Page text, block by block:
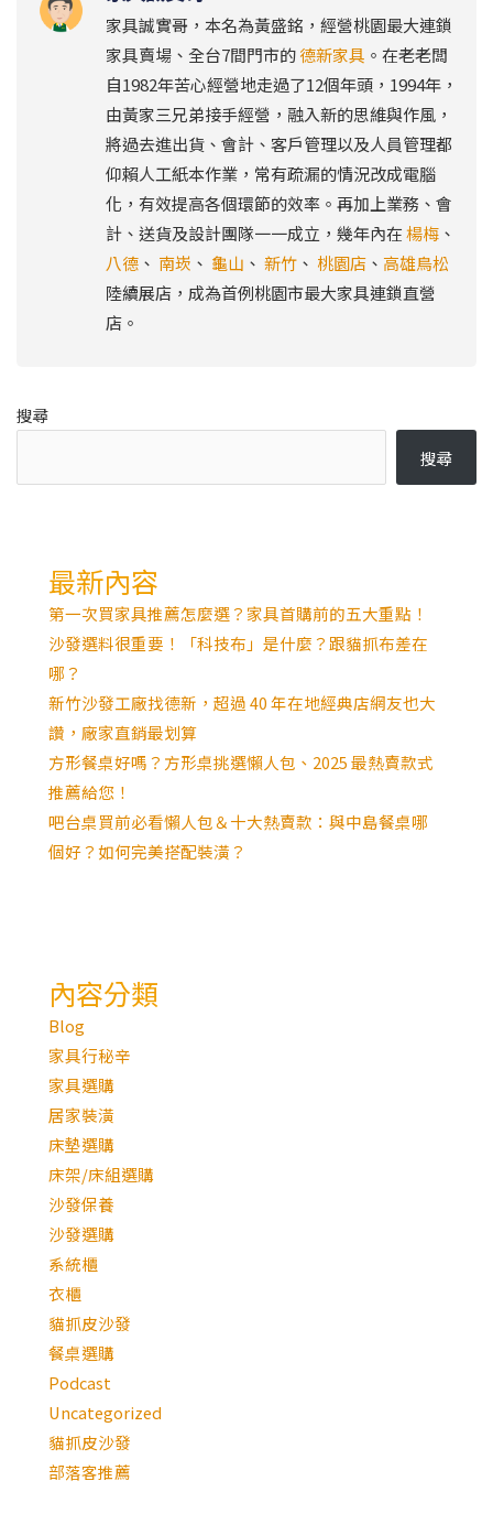
家具誠實哥，本名為黃盛銘，經營桃園最大連鎖
家具賣場、全台7間門市的德新家具 。在老老闆
自1982年苦心經營地走過了12個年頭，1994年，
由黃家三兄弟接手經營，融入新的思維與作風，
將過去進出貨、會計、客戶管理以及人員管理都
仰賴人工紙本作業，常有疏漏的情況改成電腦
化，有效提高各個環節的效率。再加上業務、會
計、送貨及設計團隊一一成立，幾年內在楊梅 、
八德 、 南崁 、 龜山 、 新竹 、 桃園店 、 高雄鳥松
陸續展店，成為首例桃園市最大家具連鎖直營
店。
搜尋
搜尋
最新內容
第一次買家具推薦怎麼選？家具首購前的五大重點！
沙發選料很重要！「科技布」是什麼？跟貓抓布差在
哪？
新竹沙發工廠找德新，超過 40 年在地經典店網友也大
讚，廠家直銷最划算
方形餐桌好嗎？方形桌挑選懶人包、2025 最熱賣款式
推薦給您！
吧台桌買前必看懶人包＆十大熱賣款：與中島餐桌哪
個好？如何完美搭配裝潢？
內容分類
Blog
家具行秘辛
家具選購
居家裝潢
床墊選購
床架/床組選購
沙發保養
沙發選購
系統櫃
衣櫃
貓抓皮沙發
餐桌選購
Podcast
Uncategorized
貓抓皮沙發
部落客推薦